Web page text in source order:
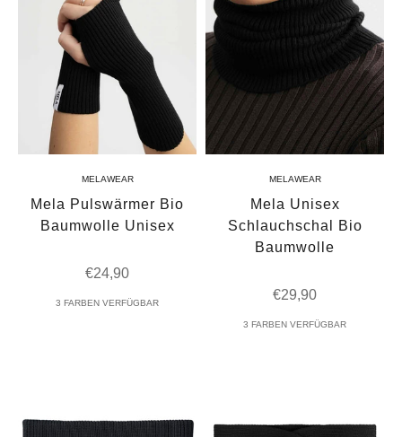
MELAWEAR
Mela Pulswärmer Bio
Baumwolle Unisex
Angebot
€24,90
3 FARBEN VERFÜGBAR
MELAWEAR
Mela Unisex
Schlauchschal Bio
Baumwolle
Angebot
€29,90
3 FARBEN VERFÜGBAR